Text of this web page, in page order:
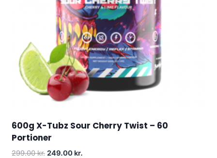
600g X-Tubz Sour Cherry Twist – 60
Portioner
299.00kr. Original
249.00 kr.